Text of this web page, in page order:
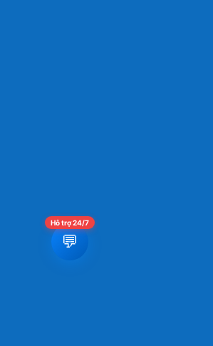
💬
Hỗ trợ 24/7